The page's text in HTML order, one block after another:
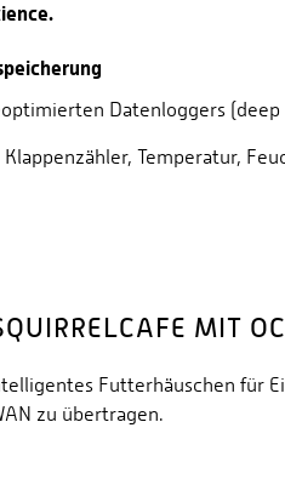
Datenloggers
Klappenzähler, Temperatur,
MIT
Futterhäuschen für
zu übertragen.